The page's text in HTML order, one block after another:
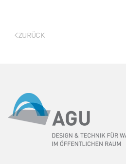
ZURÜCK